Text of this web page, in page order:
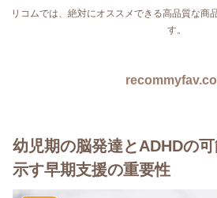
リコムでは、絶対にオススメできる高品質な商
す。
幼児期の脳発達とADHDの
示す早期支援の重要性